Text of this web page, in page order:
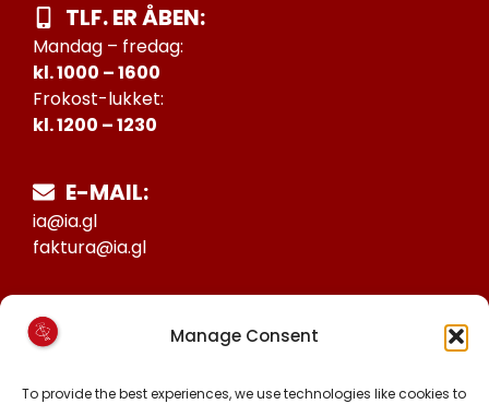
Manage Consent
To provide the best experiences, we use technologies like cookies to
TLF. ER ÅBEN:
Mandag – fredag:
kl. 1000 – 1600
Frokost-lukket:
kl. 1200 – 1230
E-MAIL:
ia@ia.gl
faktura@ia.gl
25027388
KONTO NR: